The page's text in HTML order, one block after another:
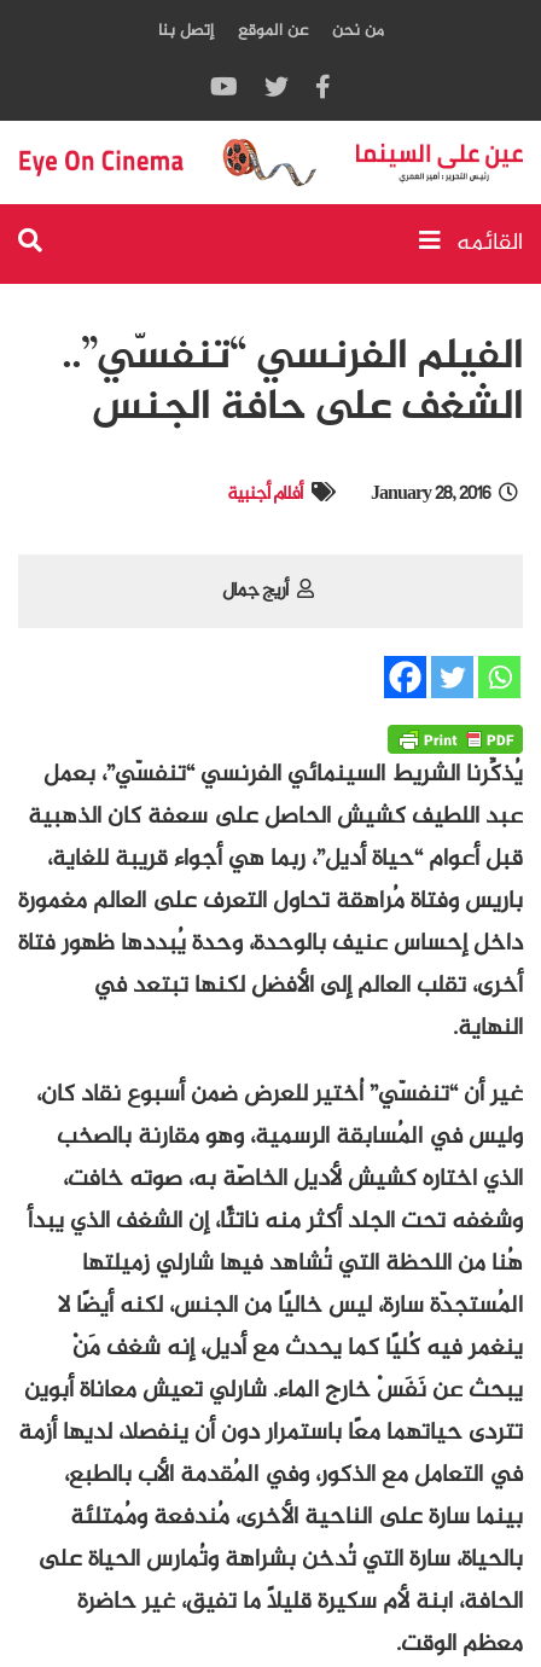
من نحن عن الموقع إتصل بنا
القائمه
الفيلم الفرنسي “تنفسّي”..
الشغف على حافة الجنس
January 28, 2016 أفلام أجنبية
أريج جمال
يُذكِّرنا الشريط السينمائي الفرنسي “تنفسّي”، بعمل
عبد اللطيف كشيش الحاصل على سعفة كان الذهبية
قبل أعوام “حياة أديل”، ربما هي أجواء قريبة للغاية،
باريس وفتاة مُراهقة تحاول التعرف على العالم مغمورة
داخل إحساس عنيف بالوحدة، وحدة يُبددها ظهور فتاة
أخرى، تقلب العالم إلى الأفضل لكنها تبتعد في
النهاية.
غير أن “تنفسّي” اُختير للعرض ضمن أسبوع نقاد كان،
وليس في المُسابقة الرسمية، وهو مقارنة بالصخب
الذي اختاره كشيش لأديل الخاصّة به، صوته خافت،
وشغفه تحت الجلد أكثر منه ناتئًا، إن الشغف الذي يبدأ
هُنا من اللحظة التي تُشاهد فيها شارلي زميلتها
المُستجدّة سارة، ليس خاليًا من الجنس، لكنه أيضًا لا
ينغمر فيه كُليًا كما يحدث مع أديل، إنه شغف مَنْ
يبحث عن نَفَسْ خارج الماء. شارلي تعيش معاناة أبوين
تتردى حياتهما معًا باستمرار دون أن ينفصلا، لديها أزمة
في التعامل مع الذكور، وفي المُقدمة الأب بالطبع،
بينما سارة على الناحية الأخرى، مُندفعة ومُمتلئة
بالحياة، سارة التي تُدخن بشراهة وتُمارس الحياة على
الحافة، ابنة لأم سكيرة قليلًا ما تفيق، غير حاضرة
معظم الوقت.